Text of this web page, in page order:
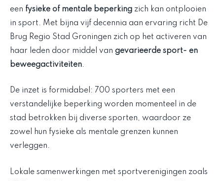
een fysieke of mentale beperking zich kan ontplooien
in sport. Met bijna vijf decennia aan ervaring richt De
Brug Regio Stad Groningen zich op het activeren van
haar leden door middel van gevarieerde sport- en
beweegactiviteiten.
De inzet is formidabel: 700 sporters met een
verstandelijke beperking worden momenteel in de
stad betrokken bij diverse sporten, waardoor ze
zowel hun fysieke als mentale grenzen kunnen
verleggen.
Lokale samenwerkingen met sportverenigingen zoals